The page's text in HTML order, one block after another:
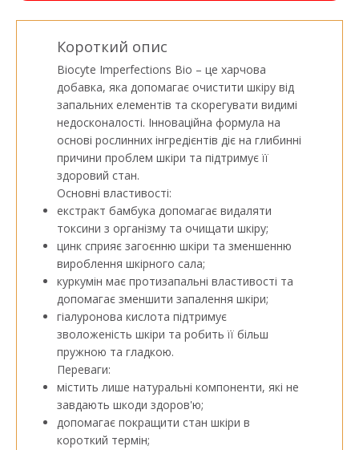
Короткий опис
Biocyte Imperfections Bio – це харчова
добавка, яка допомагає очистити шкіру від
запальних елементів та скорегувати видимі
недосконалості. Інноваційна формула на
основі рослинних інгредієнтів діє на глибинні
причини проблем шкіри та підтримує її
здоровий стан.
Основні властивості:
екстракт бамбука допомагає видаляти
токсини з організму та очищати шкіру;
цинк сприяє загоєнню шкіри та зменшенню
вироблення шкірного сала;
куркумін має протизапальні властивості та
допомагає зменшити запалення шкіри;
гіалуронова кислота підтримує
зволоженість шкіри та робить її більш
пружною та гладкою.
Переваги:
містить лише натуральні компоненти, які не
завдають шкоди здоров'ю;
допомагає покращити стан шкіри в
короткий термін;